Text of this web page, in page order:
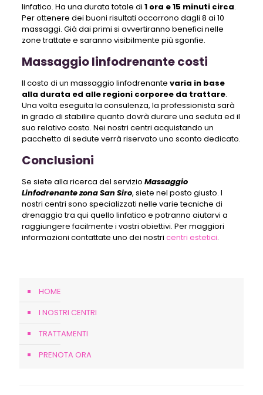
linfatico. Ha una durata totale di 1 ora e 15 minuti circa.
Per ottenere dei buoni risultati occorrono dagli 8 ai 10
massaggi. Già dai primi si avvertiranno benefici nelle
zone trattate e saranno visibilmente più sgonfie.
Massaggio linfodrenante costi
Il costo di un massaggio linfodrenante varia in base
alla durata ed alle regioni corporee da trattare.
Una volta eseguita la consulenza, la professionista sarà
in grado di stabilire quanto dovrà durare una seduta ed il
suo relativo costo. Nei nostri centri acquistando un
pacchetto di sedute verrà riservato uno sconto dedicato.
Conclusioni
Se siete alla ricerca del servizio Massaggio
Linfodrenante zona San Siro, siete nel posto giusto. I
nostri centri sono specializzati nelle varie tecniche di
drenaggio tra qui quello linfatico e potranno aiutarvi a
raggiungere facilmente i vostri obiettivi. Per maggiori
informazioni contattate uno dei nostri centri estetici.
HOME
I NOSTRI CENTRI
TRATTAMENTI
PRENOTA ORA